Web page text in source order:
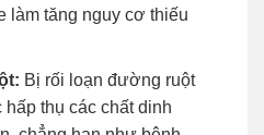
làm tăng nguy cơ thiếu
Bị rối loạn đường ruột
thụ các chất dinh